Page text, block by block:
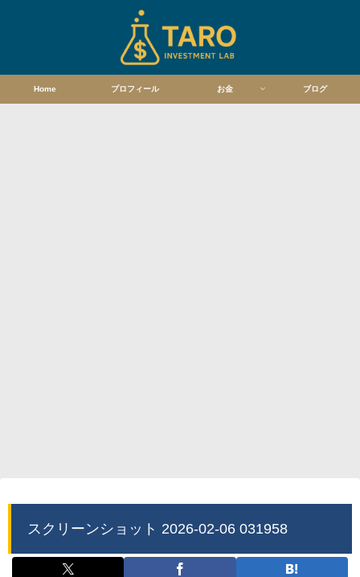
Home プロフィール お金 ブログ
スクリーンショット 2026-02-06 031958